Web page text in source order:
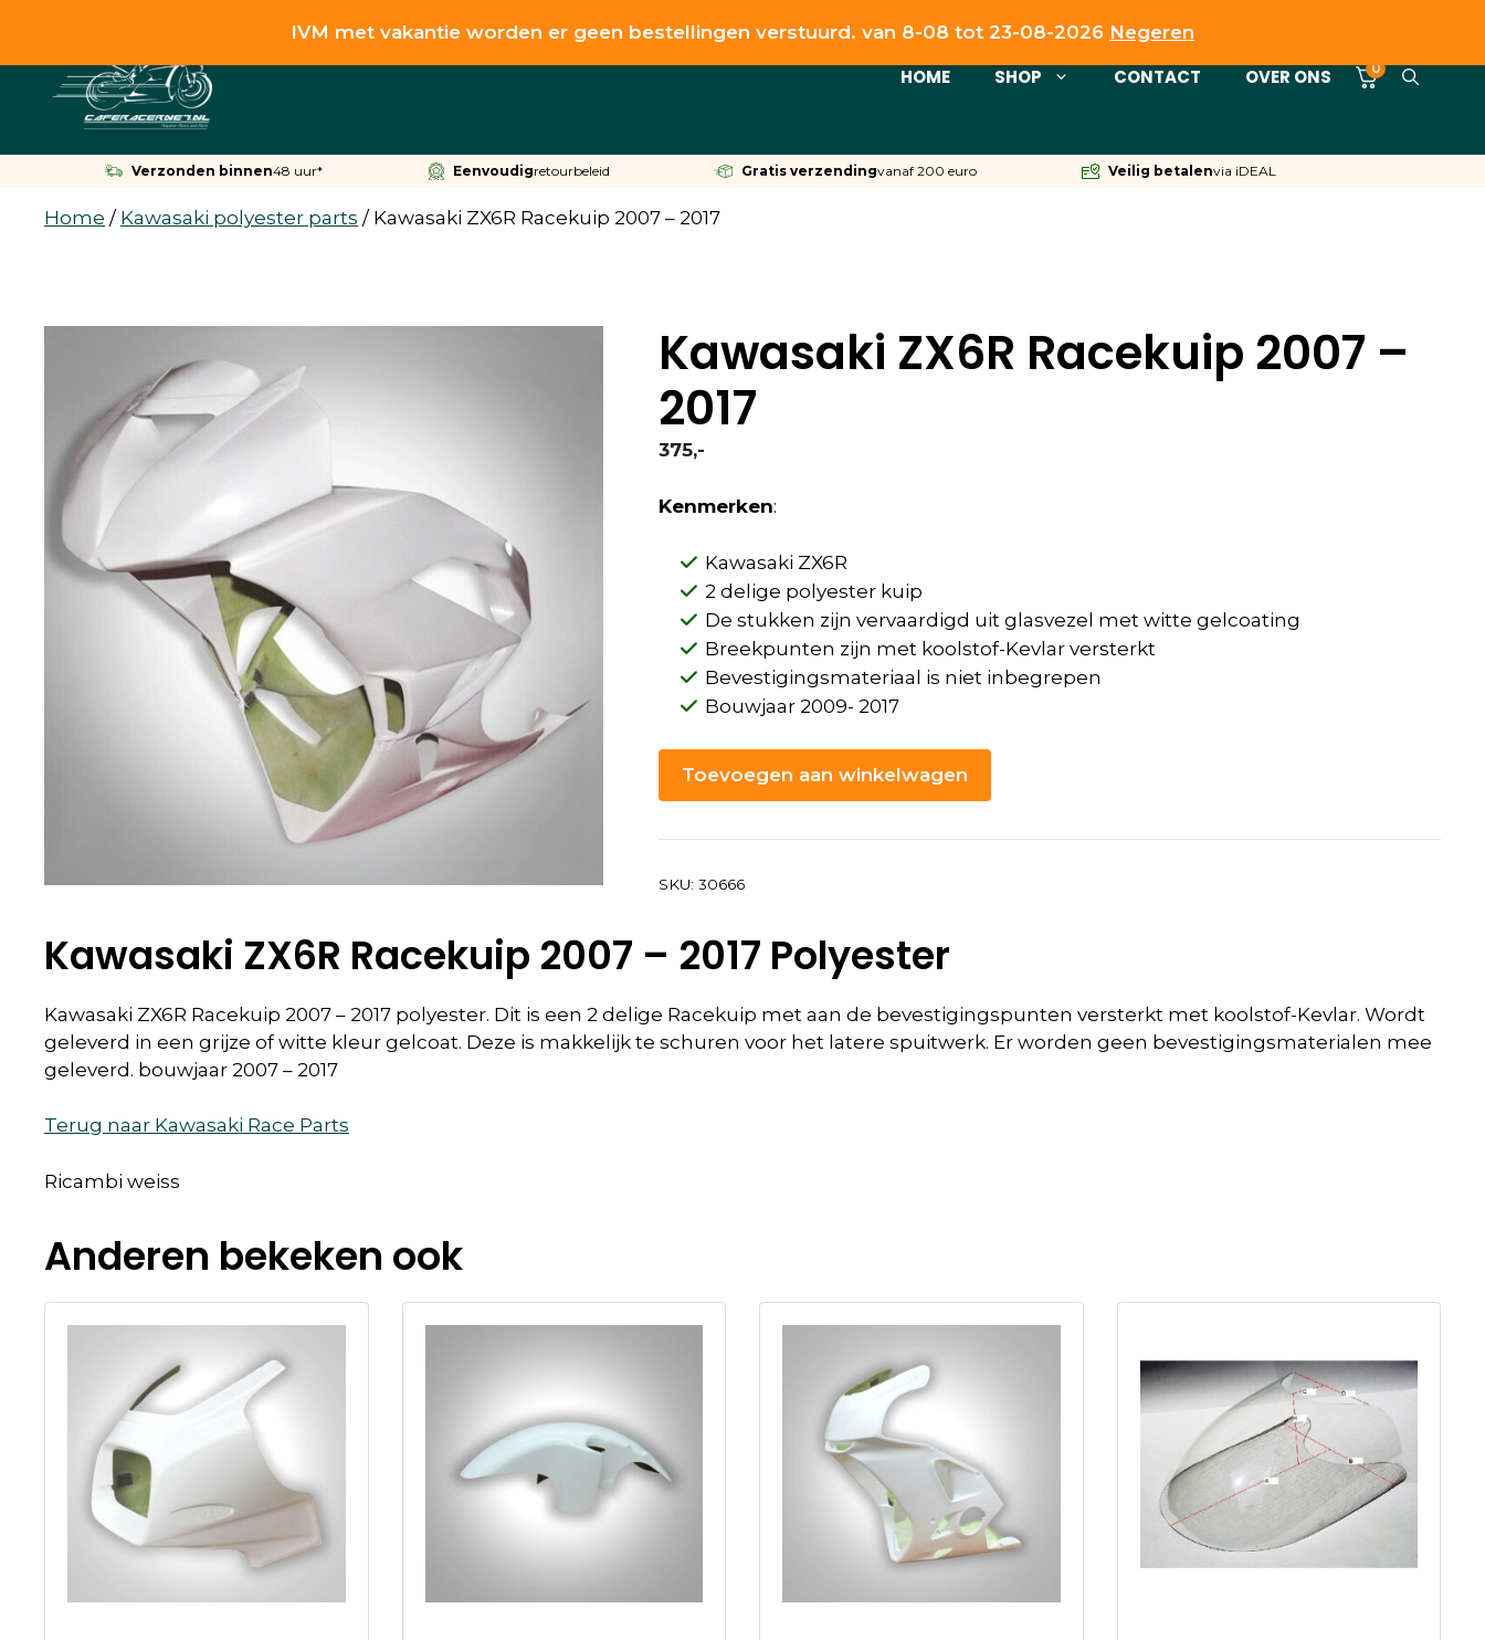
IVM met vakantie worden er geen bestellingen verstuurd. van 8-08 tot 23-08-2026 Negeren
de
inhoud
HOME SHOP CONTACT OVER ONS 0
Verzonden binnen48 uur* Eenvoudigretourbeleid Gratis verzendingvanaf 200 euro Veilig betalenvia iDEAL
Home / Kawasaki polyester parts / Kawasaki ZX6R Racekuip 2007 – 2017
Kawasaki ZX6R Racekuip 2007 –
2017
375,-
Kenmerken:
Kawasaki ZX6R
2 delige polyester kuip
De stukken zijn vervaardigd uit glasvezel met witte gelcoating
Breekpunten zijn met koolstof-Kevlar versterkt
Bevestigingsmateriaal is niet inbegrepen
Bouwjaar 2009- 2017
Toevoegen aan winkelwagen
SKU:30666
Kawasaki ZX6R Racekuip 2007 – 2017 Polyester
Kawasaki ZX6R Racekuip 2007 – 2017 polyester. Dit is een 2 delige Racekuip met aan de bevestigingspunten versterkt met koolstof-Kevlar. Wordt
geleverd in een grijze of witte kleur gelcoat. Deze is makkelijk te schuren voor het latere spuitwerk. Er worden geen bevestigingsmaterialen mee
geleverd. bouwjaar 2007 – 2017
Terug naar Kawasaki Race Parts
Ricambi weiss
Anderen bekeken ook